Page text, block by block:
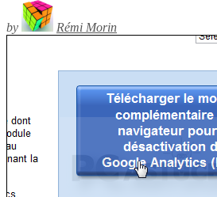
by Rémi Morin